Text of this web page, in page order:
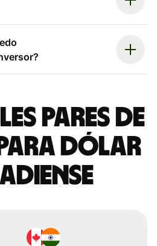
pares de
dólar